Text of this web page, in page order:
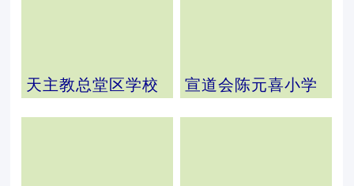
天主教总堂区学校 宣道会陈元喜小学